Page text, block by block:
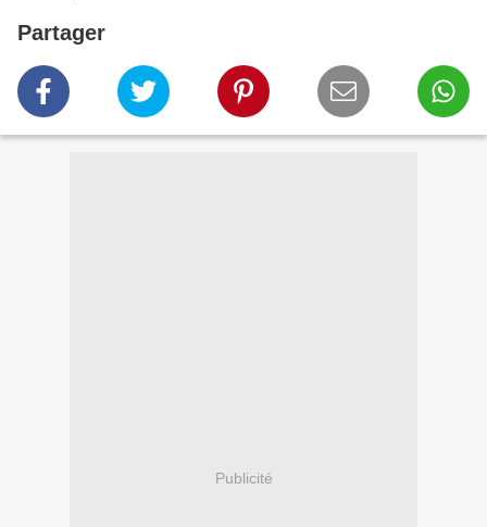
Partager
Publicité